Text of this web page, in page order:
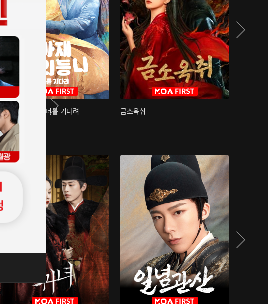
아재저리등니 : 너를 기다려 금소옥취